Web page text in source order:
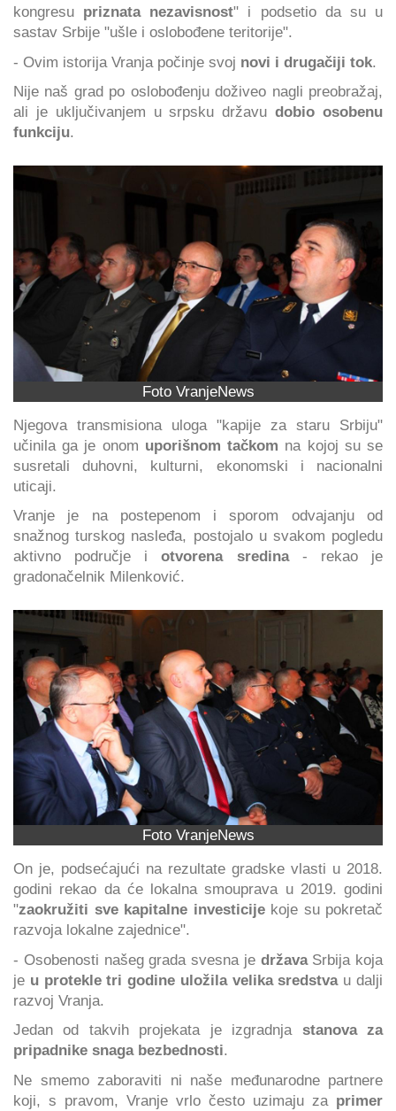
kongresu priznata nezavisnost" i podsetio da su u
sastav Srbije "ušle i oslobođene teritorije".
- Ovim istorija Vranja počinje svoj novi i drugačiji tok.
Nije naš grad po oslobođenju doživeo nagli preobražaj,
ali je uključivanjem u srpsku državudobio osobenu
funkciju.
Foto VranjeNews
Njegova transmisiona uloga "kapije za staru Srbiju"
učinila ga je onom uporišnom tačkom na kojoj su se
susretali duhovni, kulturni, ekonomski i nacionalni
uticaji.
Vranje je na postepenom i sporom odvajanju od
snažnog turskog nasleđa, postojalo u svakom pogledu
aktivno područje iotvorena sredina- rekao je
gradonačelnik Milenković.
Foto VranjeNews
On je, podsećajući na rezultate gradske vlasti u 2018.
godini rekao da će lokalna smouprava u 2019. godini
"zaokružiti sve kapitalne investicijekoje su pokretač
razvoja lokalne zajednice".
- Osobenosti našeg grada svesna je državaSrbija koja
je u protekle tri godine uložila velika sredstva u dalji
razvoj Vranja.
Jedan od takvih projekata je izgradnja stanova za
pripadnike snaga bezbednosti.
Ne smemo zaboraviti ni naše međunarodne partnere
koji, s pravom, Vranje vrlo često uzimaju za primer